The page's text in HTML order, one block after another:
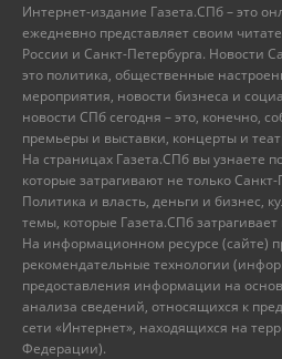
Интернет-издание Газета.СПб – это
ежедневно представляет своим
России и Санкт-Петербурга. Новости
это политика, общественные
мероприятия, новости бизнеса и
новости СПб сегодня – это, конечно,
премьеры и выставки, концерты и
На страницах Газета.СПб вы узнаете
которые затрагивают не только
Политика и власть, деньги и бизнес,
темы, которые Газета.СПб
На информационном ресурсе (сайте)
рекомендательные технологии
предоставления информации на
анализа сведений, относящихся к
сети «Интернет», находящихся на
Федерации).